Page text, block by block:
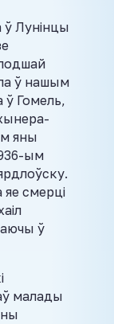
ў Лунінцы
ў нашым
ў Гомель,
яны
ым
смерці
ў
малады